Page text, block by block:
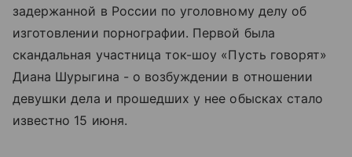
задержанной в России по уголовному делу об
изготовлении порнографии. Первой была
скандальная участница ток-шоу «Пусть говорят»
Диана Шурыгина - о возбуждении в отношении
девушки дела и прошедших у нее обысках стало
известно 15 июня.